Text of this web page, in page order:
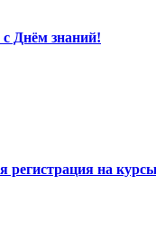
Днём знаний!
регистрация на